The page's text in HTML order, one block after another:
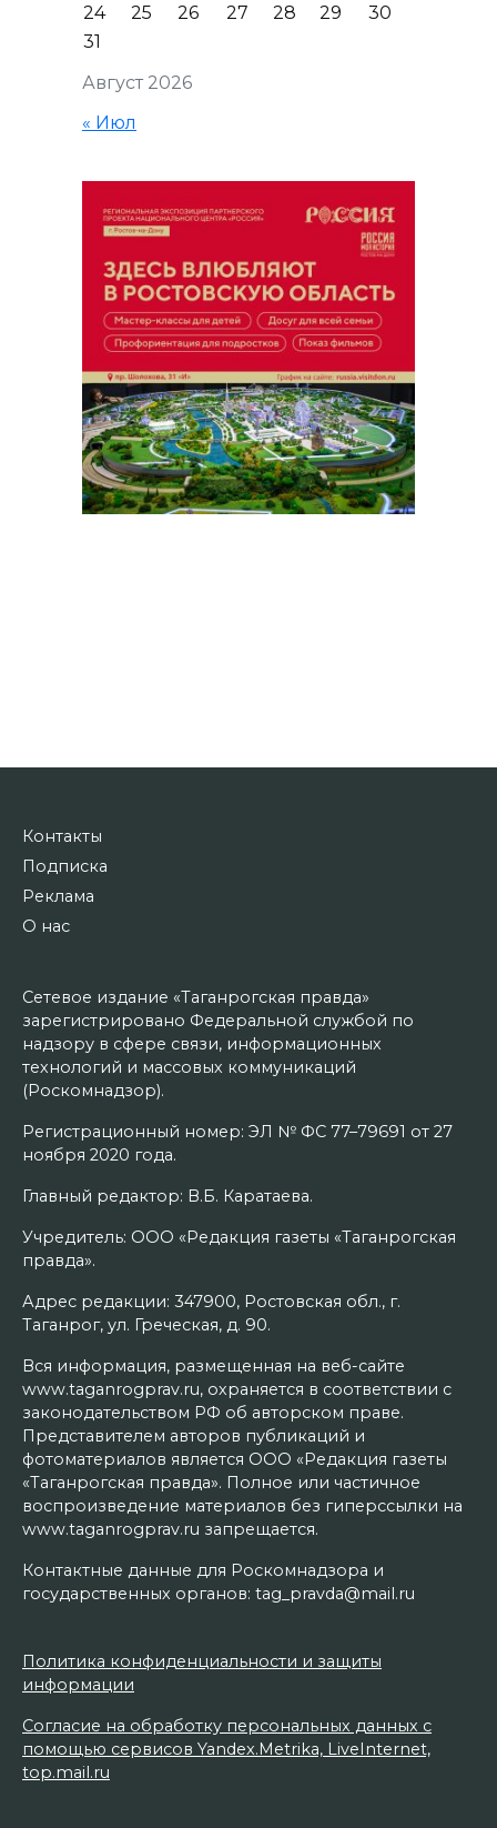
Август 2026
24
25 26 27 28 29
30
31
« Июл
Контакты
Подписка
Реклама
О нас
Сетевое издание «Таганрогская правда»
зарегистрировано Федеральной службой по
надзору в сфере связи, информационных
технологий и массовых коммуникаций
(Роскомнадзор).
Регистрационный номер: ЭЛ № ФС 77–79691 от 27
ноября 2020 года.
Главный редактор: В.Б. Каратаева.
Учредитель: ООО «Редакция газеты «Таганрогская
правда».
Адрес редакции: 347900, Ростовская обл., г.
Таганрог, ул. Греческая, д. 90.
Вся информация, размещенная на веб-сайте
www.taganrogprav.ru, охраняется в соответствии с
законодательством РФ об авторском праве.
Представителем авторов публикаций и
фотоматериалов является ООО «Редакция газеты
«Таганрогская правда». Полное или частичное
воспроизведение материалов без гиперссылки на
www.taganrogprav.ru запрещается.
Контактные данные для Роскомнадзора и
государственных органов: tag_pravda@mail.ru
Политика конфиденциальности и защиты
информации
Согласие на обработку персональных данных с
помощью сервисов Yandex.Metrika, LiveInternet,
top.mail.ru